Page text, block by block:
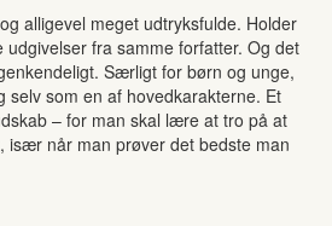
alligevel meget udtryksfulde. Holder
udgivelser fra samme forfatter. Og det
Særligt for børn og unge,
selv som en af hovedkarakterne. Et
– for man skal lære at tro på at
især når man prøver det bedste man